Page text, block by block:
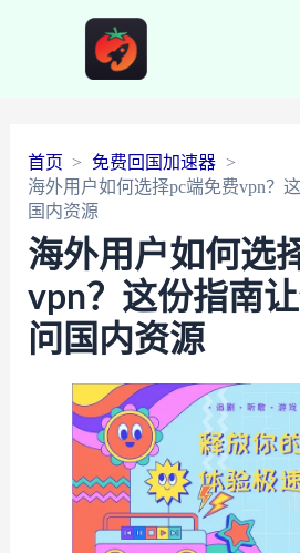
首页
免费回国加速器
海外用户如何选择pc端免费vpn？
国内资源
海外用户如何选
vpn？这份指南
问国内资源